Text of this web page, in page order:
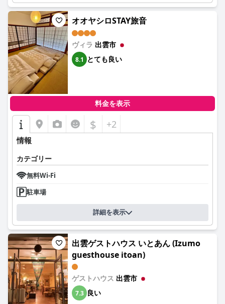
オオヤシロSTAY旅音
ヴィラ 出雲市
8.1 とても良い
料金を表示
$ +2
情報
カテゴリー
無料Wi-Fi
駐車場
詳細を表示
出雲ゲストハウス いとあん (Izumo
guesthouse itoan)
ゲストハウス 出雲市
7.3 良い